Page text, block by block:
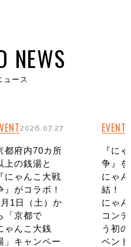
NEWS
ュース
2026.07.27
都府内70カ所
上の銭湯と
『にゃんこ大戦
』がコラボ！
1日（土）か
「京都で
ゃんこ大銭
」キャンペー
EVENT
『に
争』
にゃ
結！
にゃ
コン
う初
ベン